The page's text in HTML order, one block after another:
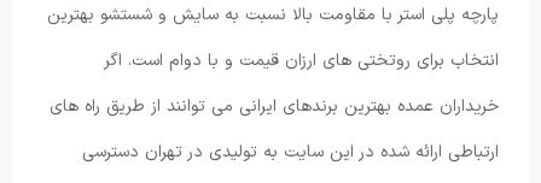
پارچه پلی استر با مقاومت بالا نسبت به سایش و شستشو بهترین
انتخاب برای روتختی های ارزان قیمت و با دوام است. اگر
خریداران عمده بهترین برندهای ایرانی می توانند از طریق راه های
ارتباطی ارائه شده در این سایت به تولیدی در تهران دسترسی